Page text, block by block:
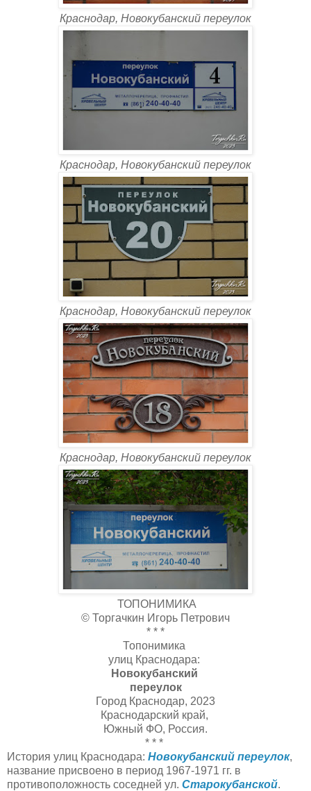
Краснодар, Новокубанский переулок
Краснодар, Новокубанский переулок
Краснодар, Новокубанский переулок
Краснодар, Новокубанский переулок
ТОПОНИМИКА
© Торгачкин Игорь Петрович
* * *
Топонимика
улиц Краснодара:
Новокубанский
переулок
Город Краснодар, 2023
Краснодарский край,
Южный ФО, Россия.
* * *
История улиц Краснодара: Новокубанский переулок,
название присвоено в период 1967-1971 гг. в
противоположность соседней ул. Старокубанской.